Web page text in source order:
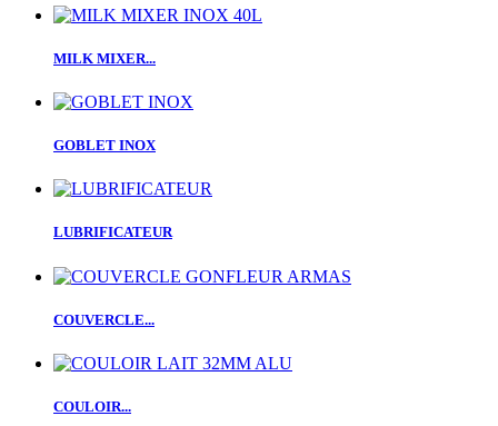
MILK MIXER...
GOBLET INOX
LUBRIFICATEUR
COUVERCLE...
COULOIR...